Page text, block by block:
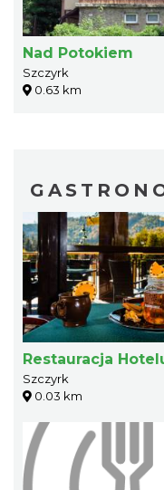
Nad Potokiem
Szczyrk
0.63 km
Restauracja
Szczyrk
0.03 km